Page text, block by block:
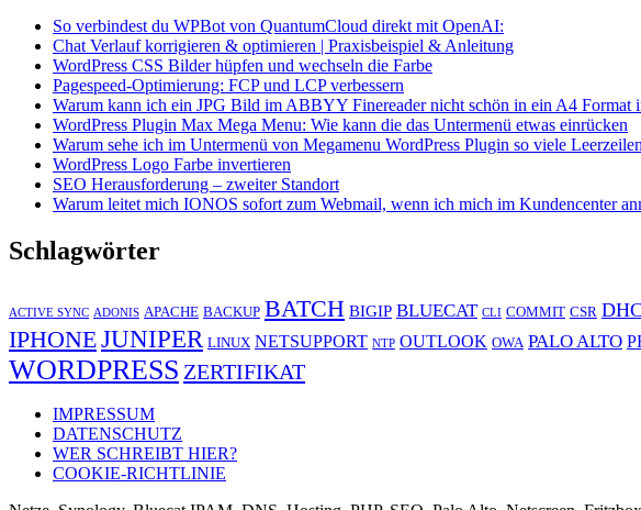
So verbindest du WPBot von QuantumCloud direkt mit OpenAI:
Chat Verlauf korrigieren & optimieren | Praxisbeispiel & Anleitung
WordPress CSS Bilder hüpfen und wechseln die Farbe
Pagespeed-Optimierung: FCP und LCP verbessern
Warum kann ich ein JPG Bild im ABBYY Finereader nicht schön in ein A4 Format
WordPress Plugin Max Mega Menu: Wie kann die das Untermenü etwas einrücken
Warum sehe ich im Untermenü von Megamenu WordPress Plugin so viele
WordPress Logo Farbe invertieren
SEO Herausforderung – zweiter Standort
Warum leitet mich IONOS sofort zum Webmail, wenn ich mich im Kundencenter
Schlagwörter
ACTIVE SYNC ADONIS APACHE BACKUP BATCH BIGIP BLUECAT CLI COMMIT CSR
IPHONEJUNIPER LINUX NETSUPPORT NTP OUTLOOK OWA PALO ALTO
WORDPRESS ZERTIFIKAT
IMPRESSUM
DATENSCHUTZ
WER SCHREIBT HIER?
COOKIE-RICHTLINIE